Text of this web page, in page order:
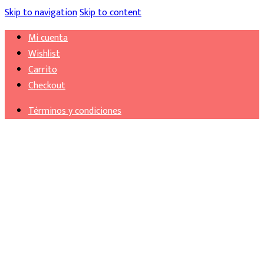
Skip to navigationSkip to content
Mi cuenta
Wishlist
Carrito
Checkout
Términos y condiciones